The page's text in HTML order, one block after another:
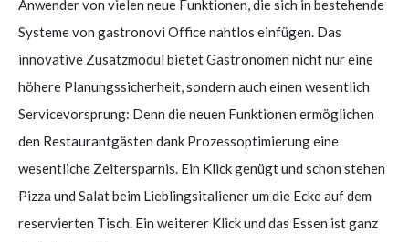
Anwender von vielen neue Funktionen, die sich in bestehende
Systeme von gastronovi Office nahtlos einfügen. Das
innovative Zusatzmodul bietet Gastronomen nicht nur eine
höhere Planungssicherheit, sondern auch einen wesentlich
Servicevorsprung: Denn die neuen Funktionen ermöglichen
den Restaurantgästen dank Prozessoptimierung eine
wesentliche Zeitersparnis. Ein Klick genügt und schon stehen
Pizza und Salat beim Lieblingsitaliener um die Ecke auf dem
reservierten Tisch. Ein weiterer Klick und das Essen ist ganz